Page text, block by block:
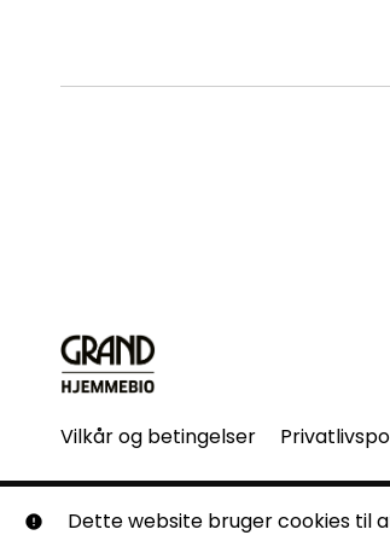
Dette website bruger cookies til
Vilkår og betingelser
© Grand Hjemmebio. Alle